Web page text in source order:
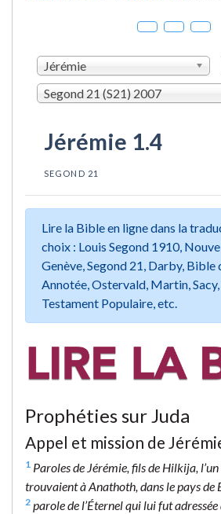
Jérémie
Segond 21 (S21) 2007
Jérémie 1.4
SEGOND 21
Lire la Bible en ligne dans la
choix : Louis Segond 1910,
Genève, Segond 21, Darby, Bible
Annotée, Ostervald, Martin,
Testament Populaire, etc.
Prophéties sur Juda
Appel et mission de
1 Paroles de Jérémie, fils de Hilkija,
trouvaient à Anathoth, dans le pays de
2 parole de l’Éternel qui lui fut